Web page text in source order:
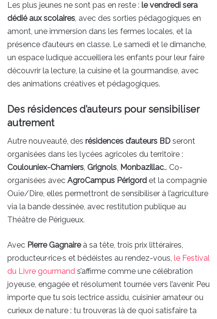
Les plus jeunes ne sont pas en reste : le vendredi sera
dédié aux scolaires, avec des sorties pédagogiques en
amont, une immersion dans les fermes locales, et la
présence d’auteurs en classe. Le samedi et le dimanche,
un espace ludique accueillera les enfants pour leur faire
découvrir la lecture, la cuisine et la gourmandise, avec
des animations créatives et pédagogiques.
Des résidences d’auteurs pour sensibiliser
autrement
Autre nouveauté, des résidences d’auteurs BD seront
organisées dans les lycées agricoles du territoire :
Coulouniex-Chamiers, Grignols, Monbazillac… Co-
organisées avec AgroCampus Périgord et la compagnie
Ouïe/Dire, elles permettront de sensibiliser à l’agriculture
via la bande dessinée, avec restitution publique au
Théâtre de Périgueux.
Avec Pierre Gagnaireà sa tête, trois prix littéraires,
producteur·rice·s et bédéistes au rendez-vous, le Festival
du Livre gourmand s’affirme comme une célébration
joyeuse, engagée et résolument tournée vers l’avenir. Peu
importe que tu sois lectrice assidu, cuisinier amateur ou
curieux de nature : tu trouveras là de quoi satisfaire ta